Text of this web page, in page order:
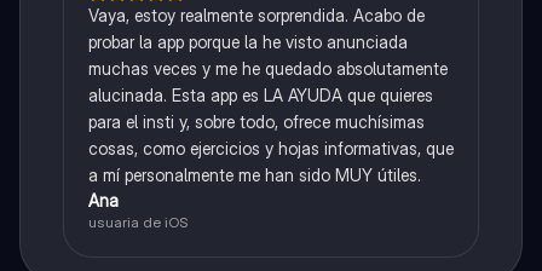
Vaya, estoy realmente sorprendida. Acabo de
probar la app porque la he visto anunciada
muchas veces y me he quedado absolutamente
alucinada. Esta app es LA AYUDA que quieres
para el insti y, sobre todo, ofrece muchísimas
cosas, como ejercicios y hojas informativas, que
a mí personalmente me han sido MUY útiles.
Ana
usuaria de iOS